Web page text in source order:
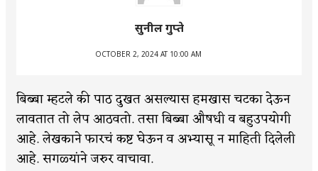
सुनील गुप्ते
OCTOBER 2, 2024 AT 10:00 AM
बिब्बा म्हटले की पाठ दुखत असल्यास हमखास चटका देऊन
लावतात तो लेप आठवतो. तसा बिब्बा औषधी व बहुउपयोगी
आहे. लेखकाने फारचं कष्ट घेऊन व अभ्यासू न माहिती दिलेली
आहे. सगळ्यांने जरुर वाचावा.